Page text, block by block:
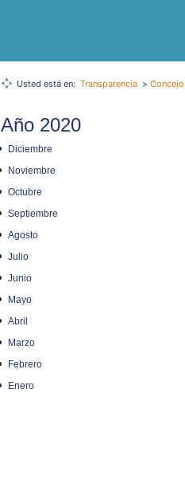
Usted está en: Transparencia >
Año 2020
Diciembre
Noviembre
Octubre
Septiembre
Agosto
Julio
Junio
Mayo
Abril
Marzo
Febrero
Enero